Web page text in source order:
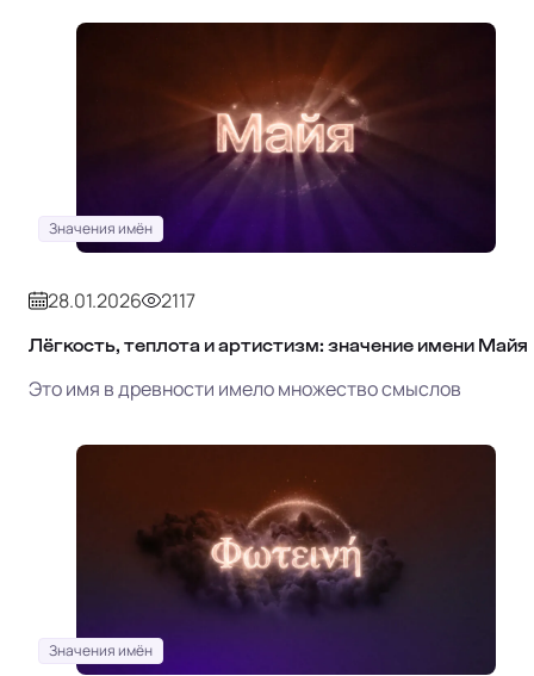
Значения имён
28.01.2026 2117
Лёгкость, теплота и артистизм: значение имени Майя
Это имя в древности имело множество смыслов
Значения имён